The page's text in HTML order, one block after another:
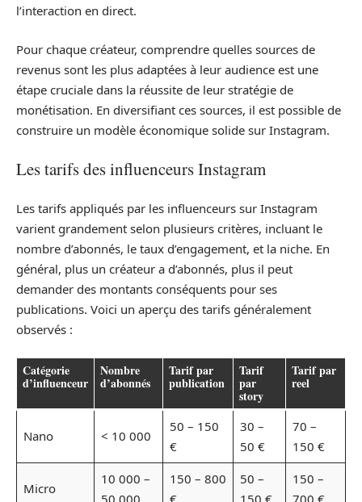
l’interaction en direct.
Pour chaque créateur, comprendre quelles sources de
revenus sont les plus adaptées à leur audience est une
étape cruciale dans la réussite de leur stratégie de
monétisation. En diversifiant ces sources, il est possible de
construire un modèle économique solide sur Instagram.
Les tarifs des influenceurs Instagram
Les tarifs appliqués par les influenceurs sur Instagram
varient grandement selon plusieurs critères, incluant le
nombre d’abonnés, le taux d’engagement, et la niche. En
général, plus un créateur a d’abonnés, plus il peut
demander des montants conséquents pour ses
publications. Voici un aperçu des tarifs généralement
observés :
Catégorie
d’influenceur
Nombre
d’abonnés
Tarif par
publication
Tarif
par
story
Tarif par
reel
Nano < 10 000
50 – 150
€
30 –
50 €
70 –
150 €
Micro
10 000 –
150 – 800
50 –
150 –